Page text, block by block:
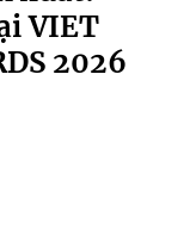
VIET
2026